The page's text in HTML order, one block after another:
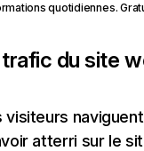
quotidiennes.
du site
visiteurs naviguent
atterri sur le